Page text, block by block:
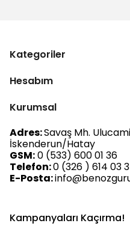
Kategoriler
Hesabım
Kurumsal
Adres:Savaş Mh.
İskenderun/Hatay
GSM:0 (533) 600 01 36
Telefon:0 (326 ) 614 03
E-Posta:
Kampanyaları Kaçırma!